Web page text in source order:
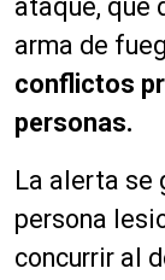
ataque, que
arma de
conflictos
personas.
La alerta se
persona
concurrir al